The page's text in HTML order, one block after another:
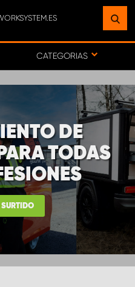
VEHÍCULO
CATEGORIAS
DE
TODAS
SURTIDO
INSTALACIÓN
USTED